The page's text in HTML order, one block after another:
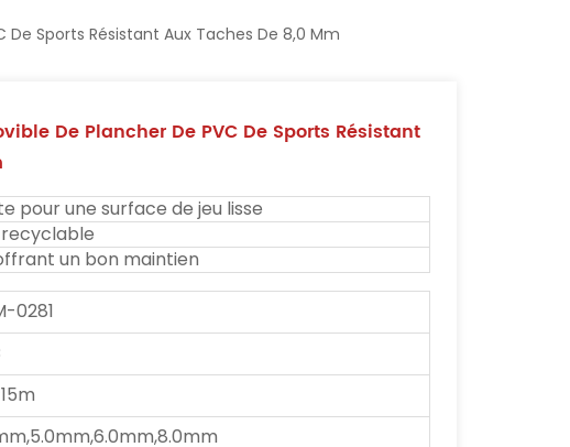
De Sports Résistant Aux Taches De 8,0 Mm
De Plancher De PVC De Sports Résistant
pour une surface de jeu lisse
un bon maintien
0281